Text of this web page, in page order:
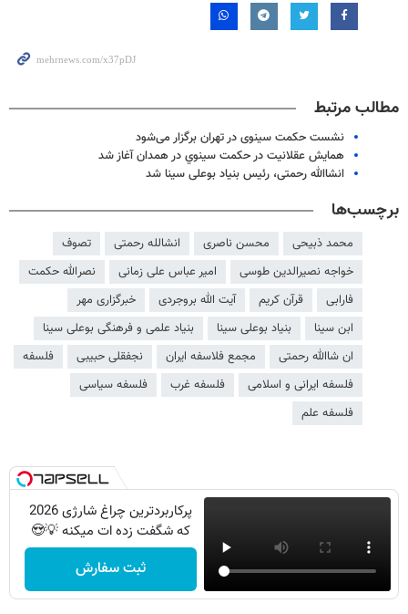
مطالب مرتبط
نشست حکمت سینوی در تهران برگزار می‌شود
همايش عقلانيت در حكمت سينوي در همدان آغاز شد
انشاالله رحمتی، رئیس بنیاد بوعلی سینا شد
برچسب‌ها
محمد ذبیحی محسن ناصری انشالله رحمتی
تصوف
خواجه نصیرالدین طوسی
امیر عباس علی زمانی
نصرالله حکمت
فارابی
قرآن کریم آیت الله بروجردی
خبرگزاری مهر
ابن سینا
بنیاد بوعلی سینا
بنیاد علمی و فرهنگی بوعلی سینا
ان شاالله رحمتی
مجمع فلاسفه ایران نجفقلی حبیبی
فلسفه
فلسفه ایرانی و اسلامی
فلسفه غرب
فلسفه سیاسی
فلسفه علم
پرکاربردترین چراغ شارژی 2026
که شگفت زده ات میکنه 💡😍
ثبت سفارش